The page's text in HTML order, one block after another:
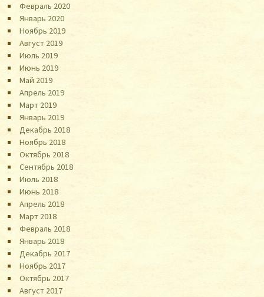
Февраль 2020
Январь 2020
Ноябрь 2019
Август 2019
Июль 2019
Июнь 2019
Май 2019
Апрель 2019
Март 2019
Январь 2019
Декабрь 2018
Ноябрь 2018
Октябрь 2018
Сентябрь 2018
Июль 2018
Июнь 2018
Апрель 2018
Март 2018
Февраль 2018
Январь 2018
Декабрь 2017
Ноябрь 2017
Октябрь 2017
Август 2017